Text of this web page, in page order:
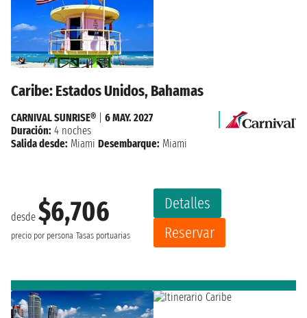
Caribe: Estados Unidos, Bahamas
desde $6,706
precio por persona Tasas portuarias
Detalles
Reservar
CARNIVAL SUNRISE®
6 MAY. 2027
Duración: 4 noches
Salida desde: Miami Desembarque: Miami